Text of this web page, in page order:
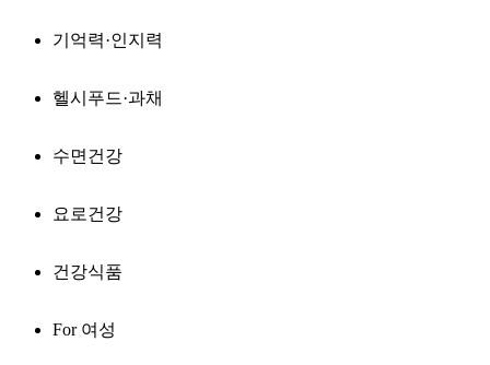
기억력·인지력
헬시푸드·과채
수면건강
요로건강
건강식품
For 여성